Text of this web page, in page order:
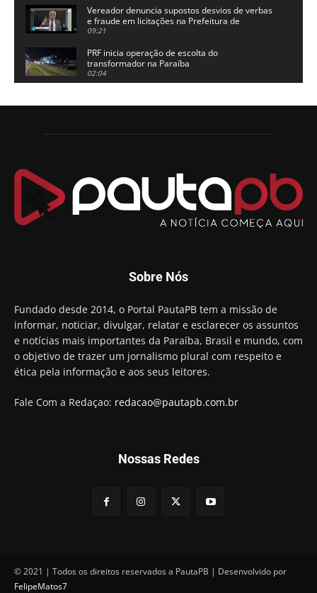
Vereador denuncia supostos desvios de verbas
e fraude em licitações na Prefeitura de
Alhandra
09:21
PRF inicia operação de escolta do
transformador na Paraíba
02:04
candidatura a governador da Paraíba
Chapa dos sonhos: Cícero agradece a Galdino,
Arthur Lira parabeniza Karla Pimentel por sua
reeleição em Conde
00:23
Aguinaldo Ribeiro destaca apoio do PP a Hugo
preso e faz vídeo na cadeia
Hugo Motta retira projeto que permitia bancos
"confiscar" dinheiro de clientes
01:49
Descaso da gestão Panta deixa crianças e
professoras 'ilhadas' em creche
00:16
Sobre Nós
Fundado desde 2014, o Portal PautaPB tem a missão de
informar, noticiar, divulgar, relatar e esclarecer os assuntos
e notícias mais importantes da Paraíba, Brasil e mundo, com
o objetivo de trazer um jornalismo plural com respeito e
ética pela informação e aos seus leitores.
Fale Com a Redaçao: redacao@pautapb.com.br
Nossas Redes
© 2021 | Todos os direitos reservados a PautaPB | Desenvolvido por
FelipeMatos7